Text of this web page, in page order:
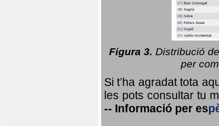
Figura 3. Distribució
per
Si t’ha agradat tota
les pots consultar tu
-- Informació per es